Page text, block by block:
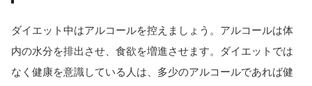
ダイエット中はアルコールを控えましょう。アルコールは体
内の水分を排出させ、食欲を増進させます。ダイエットでは
なく健康を意識している人は、多少のアルコールであれば健